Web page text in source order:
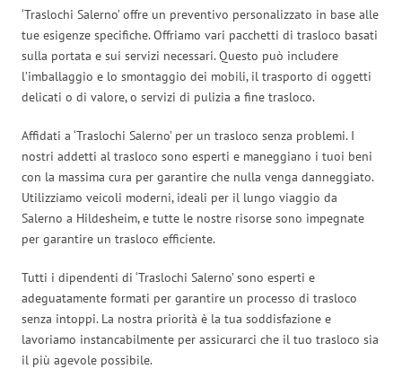
‘Traslochi Salerno’ offre un preventivo personalizzato in base alle
tue esigenze specifiche. Offriamo vari pacchetti di trasloco basati
sulla portata e sui servizi necessari. Questo può includere
l’imballaggio e lo smontaggio dei mobili, il trasporto di oggetti
delicati o di valore, o servizi di pulizia a fine trasloco.
Affidati a ‘Traslochi Salerno’ per un trasloco senza problemi. I
nostri addetti al trasloco sono esperti e maneggiano i tuoi beni
con la massima cura per garantire che nulla venga danneggiato.
Utilizziamo veicoli moderni, ideali per il lungo viaggio da
Salerno a Hildesheim, e tutte le nostre risorse sono impegnate
per garantire un trasloco efficiente.
Tutti i dipendenti di ‘Traslochi Salerno’ sono esperti e
adeguatamente formati per garantire un processo di trasloco
senza intoppi. La nostra priorità è la tua soddisfazione e
lavoriamo instancabilmente per assicurarci che il tuo trasloco sia
il più agevole possibile.